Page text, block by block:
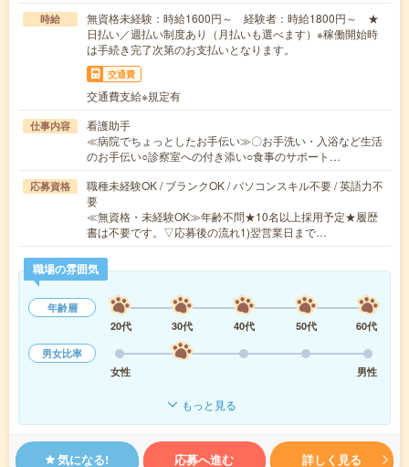
時給
無資格未経験：時給1600円～ 経験者：時給1800円～ ★
日払い／週払い制度あり（月払いも選べます）※稼働開始時
は手続き完了次第のお支払いとなります。
交通費
交通費支給※規定有
仕事内容
看護助手
≪病院でちょっとしたお手伝い≫〇お手洗い・入浴など生活
のお手伝い○診察室への付き添い○食事のサポート…
応募資格
職種未経験OK / ブランクOK / パソコンスキル不要 / 英語力不
要
≪無資格・未経験OK≫年齢不問★10名以上採用予定★履歴
書は不要です。▽応募後の流れ1)翌営業日まで…
職場の雰囲気
年齢層
20代
30代 40代 50代
60代
男女比率
女性
男性
もっと見る
気になる! 応募へ進む 詳しく見る